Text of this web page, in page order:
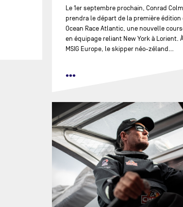
Le 1er septembre prochain, Conrad
prendra le départ de la première édition
Ocean Race Atlantic, une nouvelle
en équipage reliant New York à Lorient.
MSIG Europe, le skipper néo-zéland…
•••